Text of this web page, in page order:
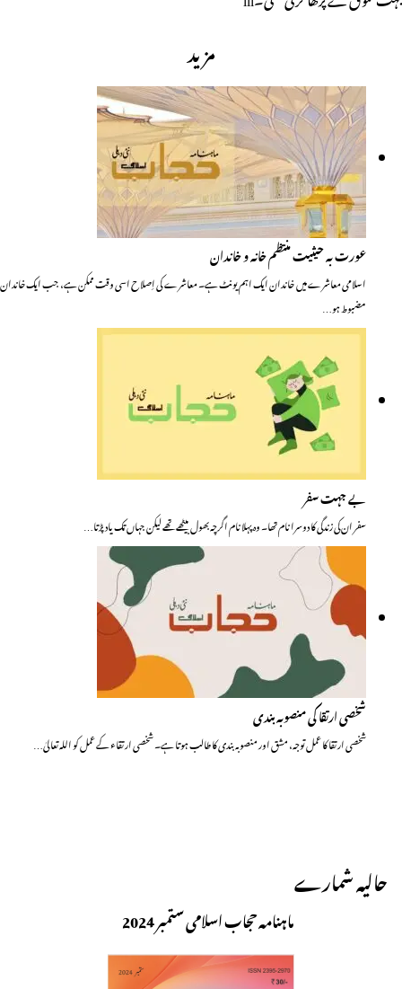
مزید
عورت بہ حیثیت منتظم خانہ و خاندان
اسلامی معاشرے میں خاندان ایک اہم یونٹ ہے۔ معاشرے کی اِصلاح اسی وقت ممکن ہے، جب ایک خاندان
مضبوط ہو…
بے جہت سفر
سفر ان کی زندگی کا دوسرا نام تھا۔ وہ پہلا نام اگرچہ بھول بیٹھے تھے لیکن جہاں تک یاد پڑتا…
شخصی ارتقا کی منصوبہ بندی
شخصی ارتقا کا عمل توجہ، مشق اور منصوبہ بندی کا طالب ہوتا ہے۔ شخصی ارتقاء کے عمل کو اللہ تعالیٰ…
حالیہ شمارے
ماہنامہ حجاب اسلامی ستمبر 2024